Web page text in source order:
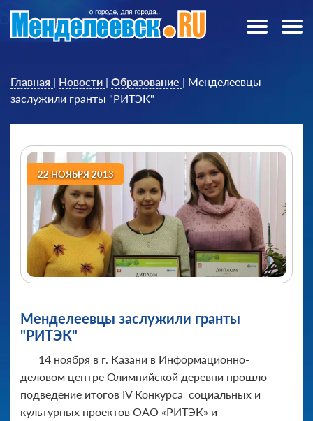
Главная | Новости | Образование | Менделеевцы
заслужили гранты "РИТЭК"
22 НОЯБРЯ 2013
Менделеевцы заслужили гранты
"РИТЭК"
14 ноября в г. Казани в Информационно-
деловом центре Олимпийской деревни прошло
подведение итогов IV Конкурса социальных и
культурных проектов ОАО «РИТЭК» и